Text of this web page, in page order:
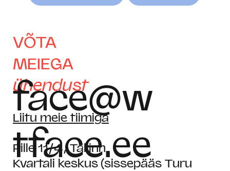
Pille 11/4, Tallinn
Kvartali keskus (sissepääs Turu
Liitu meie tiimiga
VÕTA
MEIEGA
ühendust
face@w
tface.ee